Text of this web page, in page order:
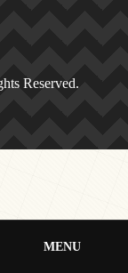
Reserved.
MENU